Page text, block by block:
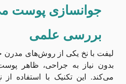
جوانسازی پوست
بررسی علمی
لیفت با نخ یکی از روش‌های
بدون نیاز به جراحی، ظاهر
می‌کند. این تکنیک با استفاده از